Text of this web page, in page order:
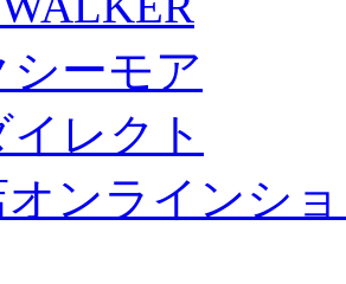
シーモア
レクト
ンラインシ